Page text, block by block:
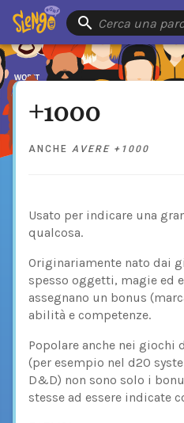
Cerca una
+1000
ANCHE AVERE +1000
Usato per indicare una
qualcosa.
Originariamente nato dai
spesso oggetti, magie ed
assegnano un bonus
abilità e competenze.
Popolare anche nei giochi
(per esempio nel d20
D&D) non sono solo i
stesse ad essere indicate